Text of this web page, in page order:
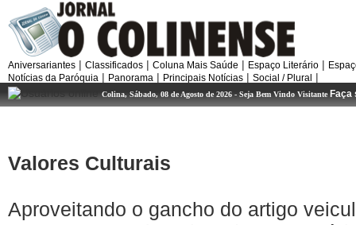
Aniversariantes | Classificados | Coluna Mais Saúde | Espaço Literário |
Notícias da Paróquia | Panorama | Principais Notícias | Social / Plural |
Colina, Sábado, 08 de Agosto de 2026 - Seja Bem Vindo Visitante Faça
Valores Culturais
Aproveitando o gancho do artigo